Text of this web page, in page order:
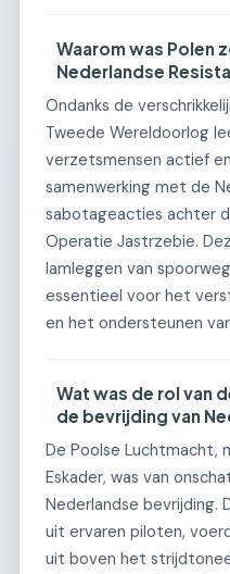
Waarom was Polen
Nederlandse
Ondanks de
Tweede Wereldoorlog
verzetsmensen actief
samenwerking met de
sabotageacties achter
Operatie Jastrzebie.
lamleggen van
essentieel voor het
en het ondersteunen
Wat was de rol van
de bevrijding van
De Poolse Luchtmacht,
Eskader, was van
Nederlandse bevrijding.
uit ervaren piloten,
uit boven het